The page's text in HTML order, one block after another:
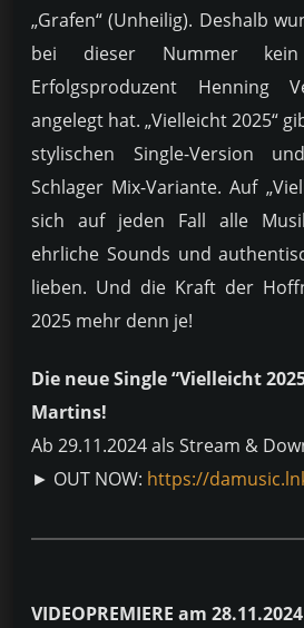
„Grafen“ (Unheilig). Deshalb
bei dieser Nummer
Erfolgsproduzent Henning
angelegt hat. „Vielleicht 2025“
stylischen Single-Version
Schlager Mix-Variante. Auf
sich auf jeden Fall alle
ehrliche Sounds und
lieben. Und die Kraft der
2025 mehr denn je!
Die neue Single “Vielleicht
Martins!
Ab 29.11.2024 als Stream &
► OUT NOW: https://
VIDEOPREMIERE am